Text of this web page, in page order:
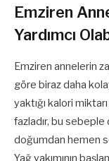
Emziren
Yardımcı
Emziren annelerin
göre biraz daha
yaktığı kalori
fazladır, bu sebeple
doğumdan hemen
Yağ yakımının